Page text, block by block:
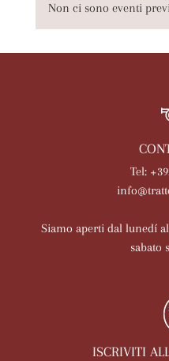
Non ci sono eventi
Tel:
Siamo aperti dal lunedí
sabato
ISCRIVITI